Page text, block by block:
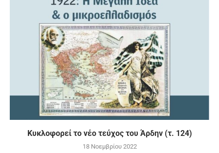
Κυκλοφορεί το νέο τεύχος του Άρδην (τ. 124)
18 Νοεμβρίου 2022